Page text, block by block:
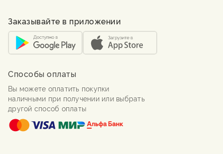
Заказывайте в приложении
Способы оплаты
Вы можете оплатить покупки
наличными при получении или выбрать
другой способ оплаты